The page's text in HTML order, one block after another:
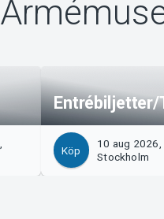
Entrébiljetter/
Köp
10 aug 2026,
Stockholm